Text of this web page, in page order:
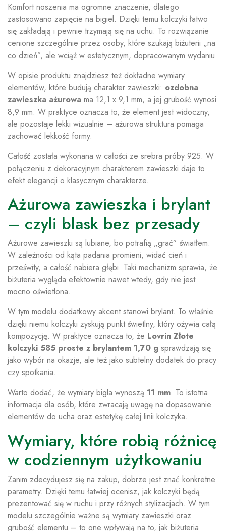
Komfort noszenia ma ogromne znaczenie, dlatego
zastosowano zapięcie na bigiel. Dzięki temu kolczyki łatwo
się zakładają i pewnie trzymają się na uchu. To rozwiązanie
cenione szczególnie przez osoby, które szukają biżuterii „na
co dzień”, ale wciąż w estetycznym, dopracowanym wydaniu.
W opisie produktu znajdziesz też dokładne wymiary
elementów, które budują charakter zawieszki: ozdobna
zawieszka ażurowa ma 12,1 x 9,1 mm, a jej grubość wynosi
8,9 mm. W praktyce oznacza to, że element jest widoczny,
ale pozostaje lekki wizualnie – ażurowa struktura pomaga
zachować lekkość formy.
Całość została wykonana w całości ze srebra próby 925. W
połączeniu z dekoracyjnym charakterem zawieszki daje to
efekt elegancji o klasycznym charakterze.
Ażurowa zawieszka i brylant
– czyli blask bez przesady
Ażurowe zawieszki są lubiane, bo potrafią „grać” światłem.
W zależności od kąta padania promieni, widać cień i
prześwity, a całość nabiera głębi. Taki mechanizm sprawia, że
biżuteria wygląda efektownie nawet wtedy, gdy nie jest
mocno oświetlona.
W tym modelu dodatkowy akcent stanowi brylant. To właśnie
dzięki niemu kolczyki zyskują punkt świetlny, który ożywia całą
kompozycję. W praktyce oznacza to, że Lovrin Złote
kolczyki 585 proste z brylantem 1,70 g sprawdzają się
jako wybór na okazje, ale też jako subtelny dodatek do pracy
czy spotkania.
Warto dodać, że wymiary bigla wynoszą 11 mm. To istotna
informacja dla osób, które zwracają uwagę na dopasowanie
elementów do ucha oraz estetykę całej linii kolczyka.
Wymiary, które robią różnicę
w codziennym użytkowaniu
Zanim zdecydujesz się na zakup, dobrze jest znać konkretne
parametry. Dzięki temu łatwiej ocenisz, jak kolczyki będą
prezentować się w ruchu i przy różnych stylizacjach. W tym
modelu szczególnie ważne są wymiary zawieszki oraz
grubość elementu – to one wpływają na to, jak biżuteria